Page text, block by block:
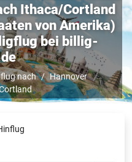
Ithaca/Cortland
von Amerika)
bei billig-
nach
Hannover